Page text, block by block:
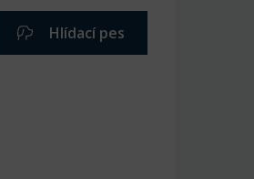
Hlídací pes